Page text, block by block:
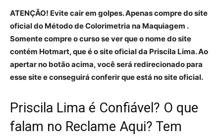
ATENÇÃO! Evite cair em golpes. Apenas compre do site
oficial do Método de Colorimetria na Maquiagem .
Somente compre o curso se ver que o nome do site
contém Hotmart, que é o site oficial da Priscila Lima. Ao
apertar no botão acima, você será redirecionado para
esse site e conseguirá conferir que está no site oficial.
Priscila Lima é Confiável? O que
falam no Reclame Aqui? Tem